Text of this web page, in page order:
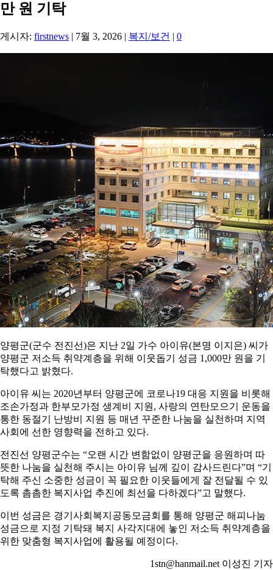
만 원 기탁
게시자: firstnews | 7월 3, 2026 | 복지/보건 | 0
양평군(군수 전진선)은 지난 2일 가수 아이유(본명 이지은) 씨가
양평군 저소득 취약계층을 위해 이웃돕기 성금 1,000만 원을 기
탁했다고 밝혔다.
아이유 씨는 2020년부터 양평군에 코로나19 대응 지원을 비롯해
조손가정과 한부모가정 생계비 지원, 사랑의 연탄모으기 운동을
통한 동절기 난방비 지원 등 매년 꾸준한 나눔을 실천하며 지역
사회에 선한 영향력을 전하고 있다.
전진선 양평군수는 “오랜 시간 변함없이 양평군을 응원하며 따
뜻한 나눔을 실천해 주시는 아이유 님께 깊이 감사드린다”며 “기
탁해 주신 소중한 성금이 꼭 필요한 이웃들에게 잘 전달될 수 있
도록 촘촘한 복지사업 추진에 최선을 다하겠다”고 말했다.
이번 성금은 경기사회복지공동모금회를 통해 양평군 해피나눔
성금으로 지정 기탁돼 복지 사각지대에 놓인 저소득 취약계층을
위한 맞춤형 복지사업에 활용될 예정이다.
1stn@hanmail.net 이성진 기자